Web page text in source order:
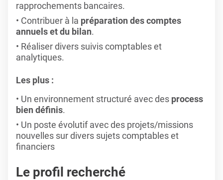
rapprochements bancaires.
Contribuer à la préparation des comptes
annuels et du bilan.
Réaliser divers suivis comptables et
analytiques.
Les plus :
Un environnement structuré avec des process
bien définis.
Un poste évolutif avec des projets/missions
nouvelles sur divers sujets comptables et
financiers
Le profil recherché